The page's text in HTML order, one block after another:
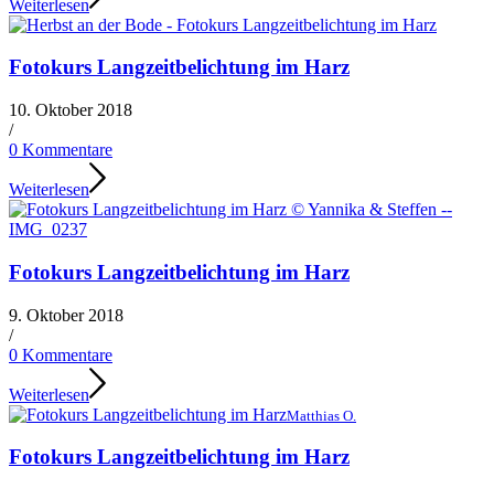
Weiterlesen
Fotokurs Langzeitbelichtung im Harz
10. Oktober 2018
/
0 Kommentare
Weiterlesen
Fotokurs Langzeitbelichtung im Harz
9. Oktober 2018
/
0 Kommentare
Weiterlesen
Matthias O.
Fotokurs Langzeitbelichtung im Harz